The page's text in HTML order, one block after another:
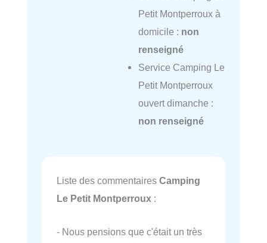
Petit Montperroux à
domicile : non
renseigné
Service Camping Le
Petit Montperroux
ouvert dimanche :
non renseigné
Liste des commentaires Camping
Le Petit Montperroux :
- Nous pensions que c'était un très